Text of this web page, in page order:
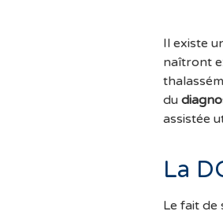
Il existe
naîtront
du
assistée
La
Le fait